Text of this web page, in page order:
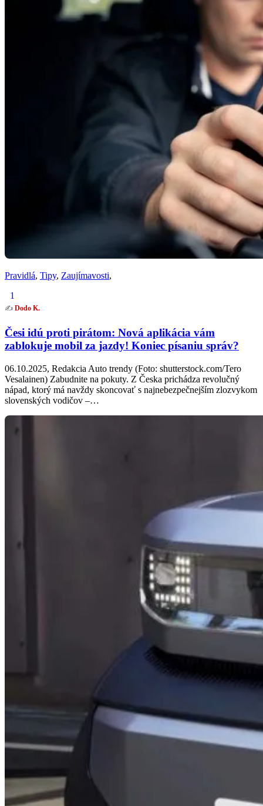
Pravidlá, Tipy, Zaujímavosti,
1
✍️ Dodo K.
Česi idú proti pirátom: Nová aplikácia vám
zablokuje mobil za jazdy! Koniec písaniu správ?
06.10.2025, Redakcia Auto trendy (Foto: shutterstock.com/Tero
Vesalainen) Zabudnite na pokuty. Z Česka prichádza revolučný
nápad, ktorý má navždy skoncovať s najnebezpečnejším zlozvykom
slovenských vodičov –…